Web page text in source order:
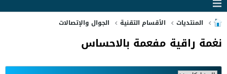
المنتديات الأقسام التقنية الجوال والإتصالات
نغمة راقية مفعمة بالاحساس